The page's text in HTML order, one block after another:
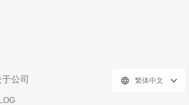
公司 繁体中文